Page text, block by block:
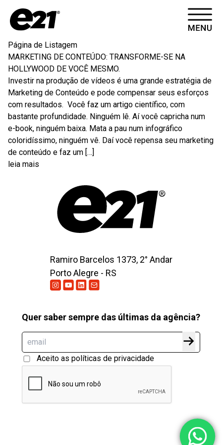
HOME
CASES
ARTIGOS
CONTATO
SOBRE
VÍDEOS
Página de Listagem
MARKETING DE CONTEÚDO: TRANSFORME-SE NA
HOLLYWOOD DE VOCÊ MESMO.
Investir na produção de vídeos é uma grande estratégia de
Marketing de Conteúdo e pode compensar seus esforços
com resultados. Você faz um artigo científico, com
bastante profundidade. Ninguém lê. Aí você capricha num
e-book, ninguém baixa. Mata a pau num infográfico
coloridíssimo, ninguém vê. Daí você repensa seu marketing
de conteúdo e faz um […]
leia mais
Ramiro Barcelos 1373, 2° Andar
Porto Alegre - RS
Quer saber sempre das últimas da agência?
Aceito as políticas de privacidade